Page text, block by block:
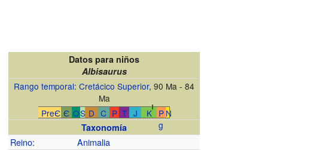
Datos para niños
Albisaurus
Rango temporal:Cretácico Superior, 90 Ma - 84
Ma
PreЄ Є OS D C P T J K
P
g
N
Taxonomía
Reino:
Animalia